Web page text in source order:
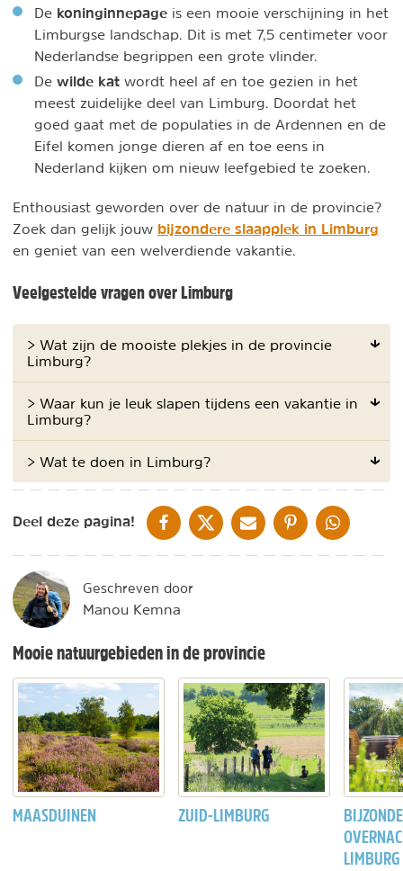
De koninginnepage is een mooie verschijning in het
Limburgse landschap. Dit is met 7,5 centimeter voor
Nederlandse begrippen een grote vlinder.
De wilde kat wordt heel af en toe gezien in het
meest zuidelijke deel van Limburg. Doordat het
goed gaat met de populaties in de Ardennen en de
Eifel komen jonge dieren af en toe eens in
Nederland kijken om nieuw leefgebied te zoeken.
Enthousiast geworden over de natuur in de provincie?
Zoek dan gelijk jouw bijzondere slaapplek in Limburg
en geniet van een welverdiende vakantie.
Veelgestelde vragen over Limburg
> Wat zijn de mooiste plekjes in de provincie
Limburg?
> Waar kun je leuk slapen tijdens een vakantie in
Limburg?
> Wat te doen in Limburg?
Deel deze pagina! DELEN OP FACEBOOK
DELEN OP XDELEN VIA DE MAIL
DELEN OP PINTEREST
DELEN OP
Geschreven door
Manou Kemna
Mooie natuurgebieden in de provincie
MAASDUINEN ZUID-LIMBURG
LIMBURG